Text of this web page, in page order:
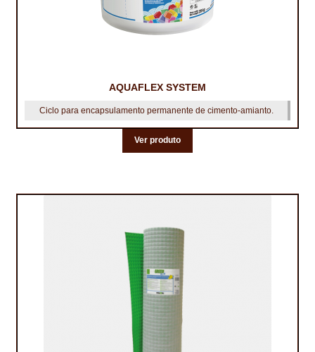
AQUAFLEX SYSTEM
Ciclo para encapsulamento permanente de cimento-amianto.
Ver produto